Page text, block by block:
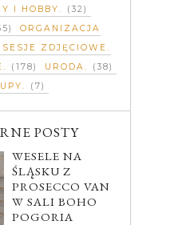
I HOBBY
(32)
ORGANIZACJA
SESJE ZDJĘCIOWE
(178) URODA
(38)
(7)
POSTY
WESELE NA
ŚLĄSKU Z
PROSECCO VAN
W SALI BOHO
POGORIA